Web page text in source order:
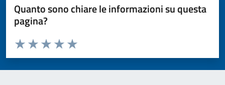
Quanto sono chiare le informazioni su questa
pagina?
Valuta da 1 a 5 stelle la pagina
Valuta 5 stelle su 5
Valuta 4 stelle su 5
Valuta 3 stelle su 5
Valuta 2 stelle su 5
Valuta 1 stelle su 5